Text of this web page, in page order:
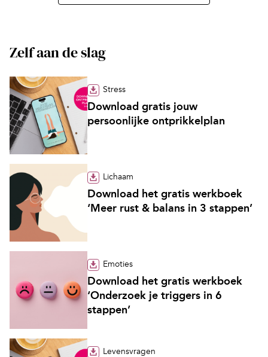
Zelf aan de slag
Stress
Download gratis jouw
persoonlijke ontprikkelplan
Lichaam
Download het gratis werkboek
‘Meer rust & balans in 3 stappen’
Emoties
Download het gratis werkboek
‘Onderzoek je triggers in 6
stappen’
Levensvragen